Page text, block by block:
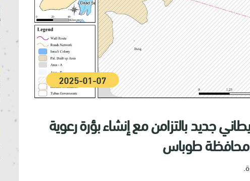
2025-01-07
جديد بالتزامن مع إنشاء بؤرة رعوية
محافظة طوباس